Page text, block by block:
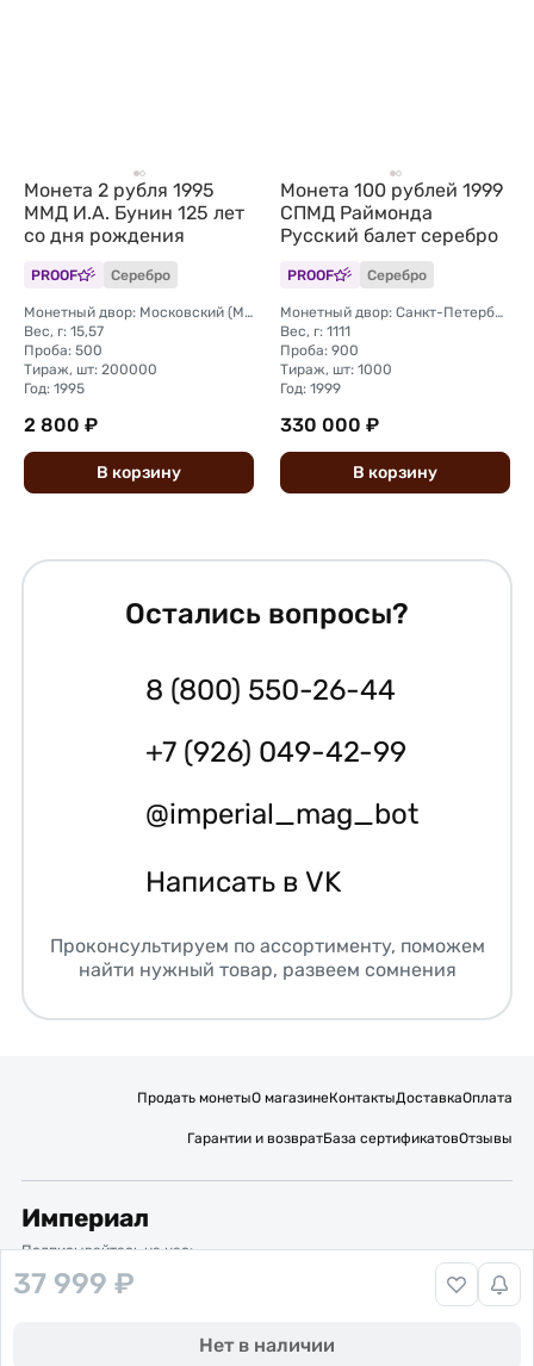
37 999 ₽
Нет в наличии
Монета 2 рубля 1995
ММД И.А. Бунин 125 лет
со дня рождения
PROOF Серебро
Монетный двор: Московский (ММД)
Вес, г: 15,57
Проба: 500
Тираж, шт: 200000
Год: 1995
2 800 ₽
В корзину
Монета 100 рублей 1999
СПМД Раймонда
Русский балет серебро
PROOF Серебро
Монетный двор: Санкт-Петербургский (СПМД)
Вес, г: 1111
Проба: 900
Тираж, шт: 1000
Год: 1999
330 000 ₽
В корзину
Остались вопросы?
8 (800) 550-26-44
+7 (926) 049-42-99
@imperial_mag_bot
Написать в VK
Проконсультируем по ассортименту, поможем
найти нужный товар, развеем сомнения
Продать монетыО магазинеКонтактыДоставкаОплата
Гарантии и возвратБаза сертификатовОтзывы
Империал
Подписывайтесь на нас:
Вакансии